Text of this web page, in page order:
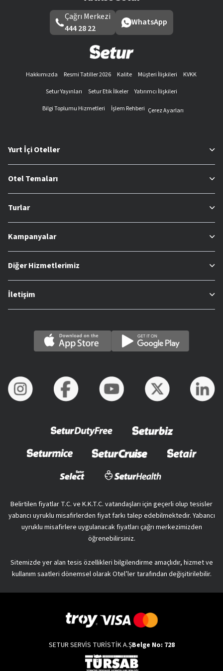
Çağrı Merkezi
444 28 22
WhatsApp
Hakkımızda Resmi Tatiller 2026 Kalite Müşteri İlişkileri
KVKK
Setur Yayınları
Setur Etik İlkeler
Yatırımcı İlişkileri
Bilgi Toplumu Hizmetleri
İşlem Rehberi Çerez Ayarları
Yurt İçi Oteller
Otel Temaları
Turlar
Kampanyalar
Diğer Hizmetlerimiz
İletişim
Belirtilen fiyatlar T.C. ve K.K.T.C. vatandaşları için geçerli olup tesisler
yabancı uyruklu misafirlerden fiyat farkı talep edebilmektedir. Yabancı
uyruklu misafirlere uygulanacak fiyatları çağrı merkezimizden
öğrenebilirsiniz.
Sitemizde yer alan tesis özellikleri bilgilendirme amaçlıdır, hizmet ve
kullanım saatleri dönemsel olarak Otel’ler tarafından değişitirilebilir.
SETUR SERVİS TURİSTİK A.ŞBelge No: 728